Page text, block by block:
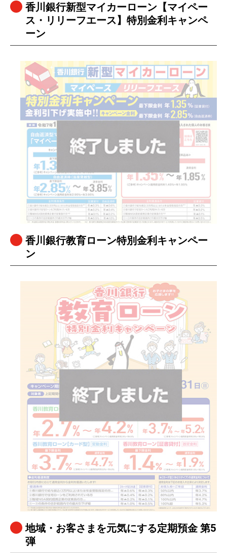
香川銀行新型マイカーローン【マイペー
ス・リリーフエース】特別金利キャンペ
ーン
香川銀行教育ローン特別金利キャンペー
ン
地域・お客さまを元気にする定期預金 第5
弾